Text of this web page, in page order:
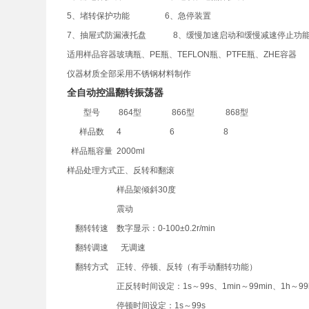
5、堵转保护功能 6、急停装置
7、抽屉式防漏液托盘 8、缓慢加速启动和缓慢减速停止功
适用样品容器玻璃瓶、PE瓶、TEFLON瓶、PTFE瓶、ZHE容器
仪器材质全部采用不锈钢材料制作
全自动控温翻转振荡器
型号 864型 866型
868型
样品数
4 6
8
样品瓶容量 2000ml
样品处理方式正、反转和翻滚
样品架倾斜30度
震动
翻转转速
数字显示：0-100±0.2r/min
翻转调速
无调速
翻转方式
正转、停顿、反转（有手动翻转功能）
正反转时间设定：1s～99s、1min～99min、1h～
停顿时间设定：1s～99s